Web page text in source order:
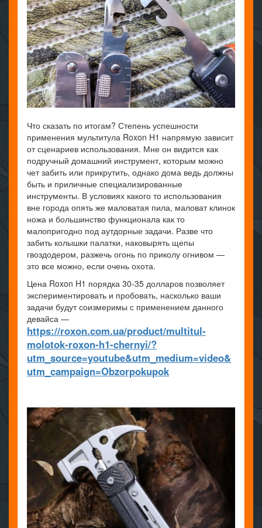
Что сказать по итогам? Степень успешности
применения мультитула Roxon H1 напрямую зависит
от сценариев использования. Мне он видится как
подручный домашний инструмент, которым можно
чет забить или прикрутить, однако дома ведь должны
быть и приличные специализированные
инструменты. В условиях какого то использования
вне города опять же маловатая пила, маловат клинок
ножа и большинство функционала как то
малопригодно под аутдорные задачи. Разве что
забить колышки палатки, наковырять щепы
гвоздодером, разжечь огонь по приколу огнивом —
это все можно, если очень охота.
Цена Roxon H1 порядка 30-35 долларов позволяет
экспериментировать и пробовать, насколько ваши
задачи будут соизмеримы с применением данного
девайса —
https://roxon.com.ua/product/multitul-
molotok-roxon-h1-chernyi/?
utm_source=youtube&utm_medium=video&
utm_campaign=Obzorpokupok